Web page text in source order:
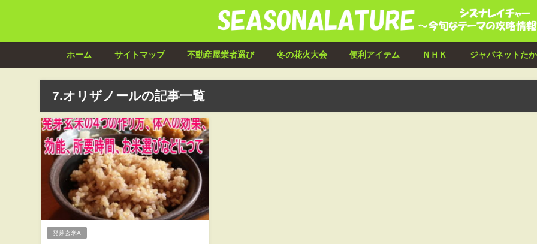
ホーム サイトマップ 不動産屋業者選び 冬の花火大会 便利アイテム ＮＨＫ ジャパネットた
7.オリザノールの記事一覧
発芽玄米A